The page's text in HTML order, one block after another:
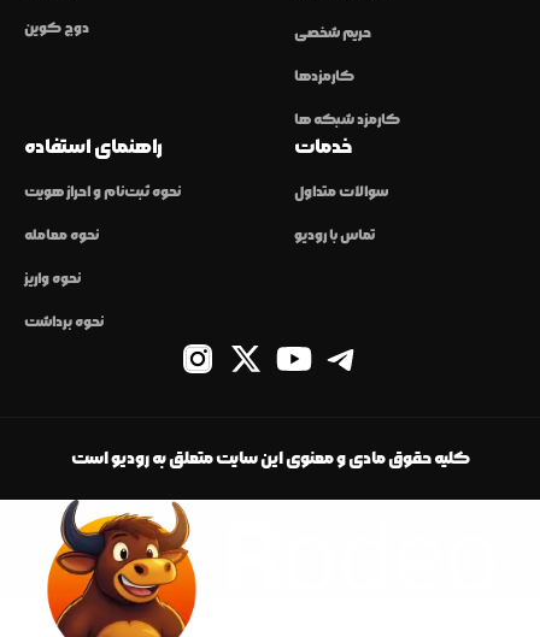
دوج کوین حریم شخصی
کارمزدها
کارمزد شبکه ها
راهنمای استفاده
نحوه ثبت‌نام و احراز هویت
نحوه معامله
نحوه واریز
نحوه برداشت
خدمات
سوالات متداول
تماس با رودیو
کلیه حقوق مادی و معنوی این سایت متعلق به رودیو است